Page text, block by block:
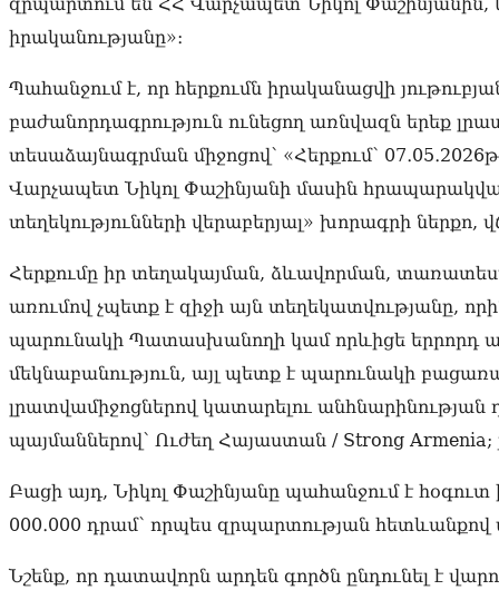
իրականությանը»։
Պահանջում է, որ հերքումն իրականացվի
բաժանորդագրություն ունեցող առնվազն երեք
տեսաձայնագրման միջոցով՝ «Հերքում՝
Վարչապետ Նիկոլ Փաշինյանի մասին
տեղեկությունների վերաբերյալ» խորագրի ներքո,
Հերքումը իր տեղակայման, ձևավորման,
առումով չպետք է զիջի այն տեղեկատվությանը,
պարունակի Պատասխանողի կամ որևիցե երրորդ
մեկնաբանություն, այլ պետք է պարունակի
լրատվամիջոցներով կատարելու անհնարինության
պայմաններով՝ Ուժեղ Հայաստան / Strong Armenia;
Բացի այդ, Նիկոլ Փաշինյանը պահանջում է
000․000 դրամ՝ որպես զրպարտության
Նշենք, որ դատավորն արդեն գործն ընդունել է